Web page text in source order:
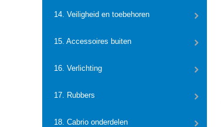
14. Veiligheid en toebehoren
15. Accessoires buiten
16. Verlichting
17. Rubbers
18. Cabrio onderdelen